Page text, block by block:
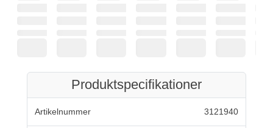
Produktspecifikationer
Artikelnummer 3121940